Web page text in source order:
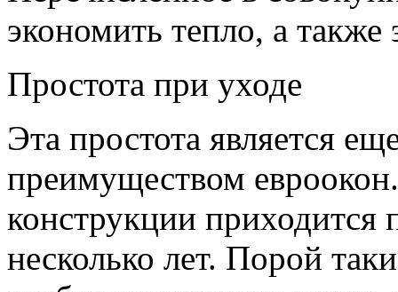
экономить тепло, а
Простота при уходе
Эта простота является
преимуществом
конструкции приходится
несколько лет. Порой